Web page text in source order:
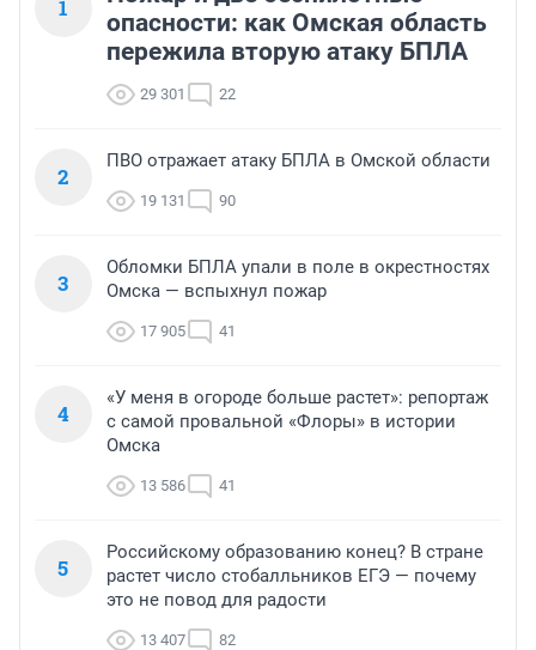
1
опасности: как Омская область
пережила вторую атаку БПЛА
29 301 22
2
ПВО отражает атаку БПЛА в Омской области
19 131 90
3
Обломки БПЛА упали в поле в окрестностях
Омска — вспыхнул пожар
17 905 41
4
«У меня в огороде больше растет»: репортаж
с самой провальной «Флоры» в истории
Омска
13 586 41
5
Российскому образованию конец? В стране
растет число стобалльников ЕГЭ — почему
это не повод для радости
13 407 82